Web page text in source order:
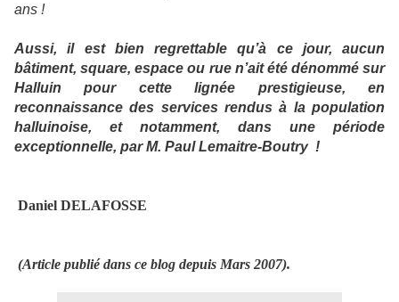
ans !
Aussi, il est bien regrettable qu’à ce jour, aucun
bâtiment, square, espace ou rue n’ait été dénommé sur
Halluin pour cette lignée prestigieuse, en
reconnaissance des services rendus à la population
halluinoise, et notamment, dans une période
exceptionnelle, par M. Paul Lemaitre-Boutry !
Daniel DELAFOSSE
(Article publié dans ce blog depuis Mars 2007).